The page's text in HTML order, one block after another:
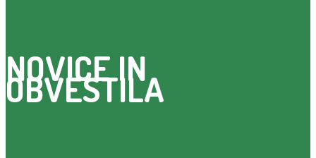
NOVICE IN
OBVESTILA